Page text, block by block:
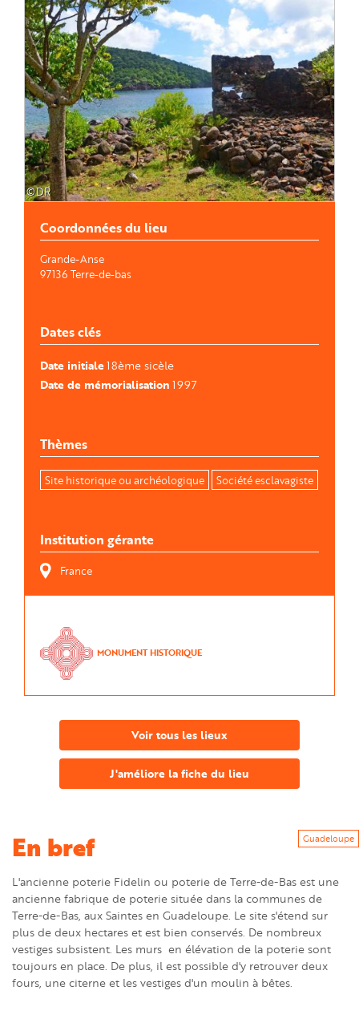
©DR
Coordonnées du lieu
Grande-Anse
97136 Terre-de-bas
Dates clés
Date initiale18ème sicèle
Date de mémorialisation 1997
Thèmes
Site historique ou archéologique Société esclavagiste
Institution gérante
France
MONUMENT HISTORIQUE
Voir tous les lieux
J'améliore la fiche du lieu
Guadeloupe
En bref
L'ancienne poterie Fidelin ou poterie de Terre-de-Bas est une
ancienne fabrique de poterie située dans la communes de
Terre-de-Bas, aux Saintes en Guadeloupe. Le site s'étend sur
plus de deux hectares et est bien conservés. De nombreux
vestiges subsistent. Les murs en élévation de la poterie sont
toujours en place. De plus, il est possible d'y retrouver deux
fours, une citerne et les vestiges d'un moulin à bêtes.